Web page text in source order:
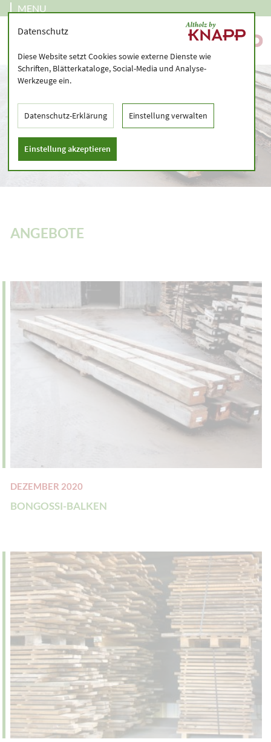
MENU
ANGEBOTE
DEZEMBER 2020
BONGOSSI-BALKEN
Datenschutz
Diese Website setzt Cookies sowie externe Dienste wie
Schriften, Blätterkataloge, Social-Media und Analyse-
Werkzeuge ein.
Datenschutz-Erklärung Einstellung verwalten
Einstellung akzeptieren